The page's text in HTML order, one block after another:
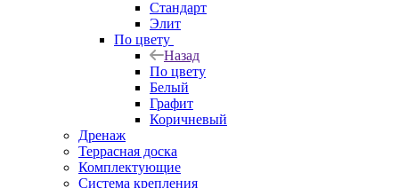
Стандарт
Элит
По цвету
Назад
По цвету
Белый
Графит
Коричневый
Дренаж
Террасная доска
Комплектующие
Система крепления